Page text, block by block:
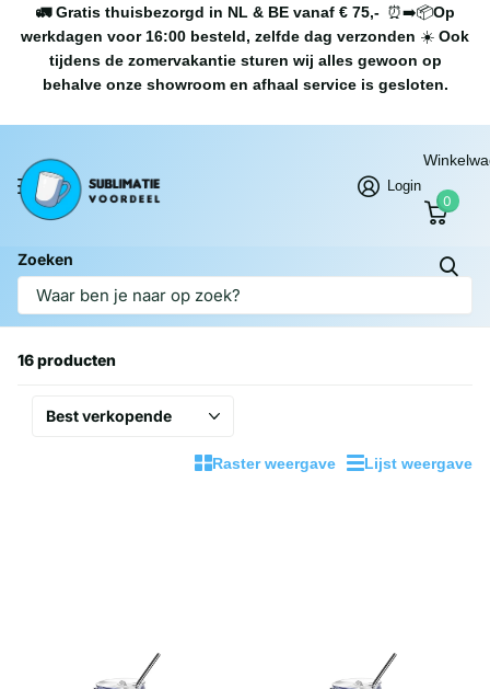
🚛 Gratis thuisbezorgd in NL & BE vanaf € 75,-⏰➡️📦Op
werkdagen voor 16:00 besteld, zelfde dag verzonden ☀️ Ook
tijdens de zomervakantie sturen wij alles gewoon op
behalve onze showroom en afhaal service is gesloten.
Zoeken
Login
0
Homepage
Tumblers met kleur
16 producten
Raster weergave Lijst weergave